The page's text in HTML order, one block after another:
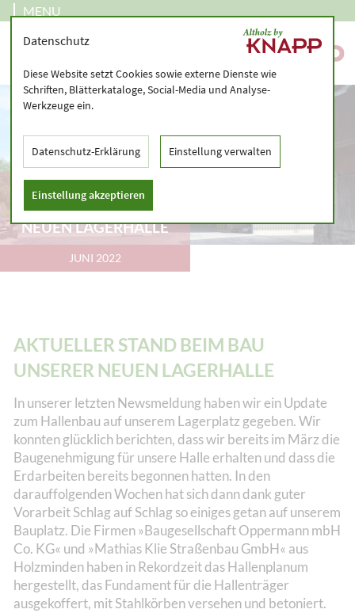
MENU
AKTUELLER STAND
BEIM BAU UNSERER
NEUEN LAGERHALLE
JUNI 2022
AKTUELLER STAND BEIM BAU
UNSERER NEUEN LAGERHALLE
In unserer letzten Newsmeldung haben wir ein Update
zum Hallenbau auf unserem Lagerplatz gegeben. Wir
konnten glücklich berichten, dass wir bereits im März die
Baugenehmigung für unsere Halle erhalten und dass die
Erdarbeiten bereits begonnen hatten. In den
darauffolgenden Wochen hat sich dann dank guter
Vorarbeit Schlag auf Schlag so einiges getan auf unserem
Bauplatz. Die Firmen »Baugesellschaft Oppermann mbH
Co. KG« und »Mathias Klie Straßenbau GmbH« aus
Holzminden haben in Rekordzeit das Hallenplanum
hergestellt, das Fundament für die Hallenträger
ausgekoffert, mit Stahlkörben versehen und betoniert.
Datenschutz
Diese Website setzt Cookies sowie externe Dienste wie
Schriften, Blätterkataloge, Social-Media und Analyse-
Werkzeuge ein.
Datenschutz-Erklärung Einstellung verwalten
Einstellung akzeptieren